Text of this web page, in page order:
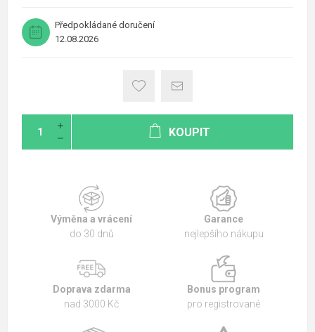
Předpokládané doručení
12.08.2026
KOUPIT
Výměna a vrácení
do 30 dnů
Garance
nejlepšího nákupu
Doprava zdarma
nad 3000 Kč
Bonus program
pro registrované